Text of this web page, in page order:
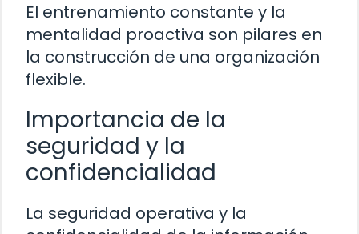
El entrenamiento constante y la
mentalidad proactiva son pilares en
la construcción de una organización
flexible.
Importancia de la
seguridad y la
confidencialidad
La seguridad operativa y la